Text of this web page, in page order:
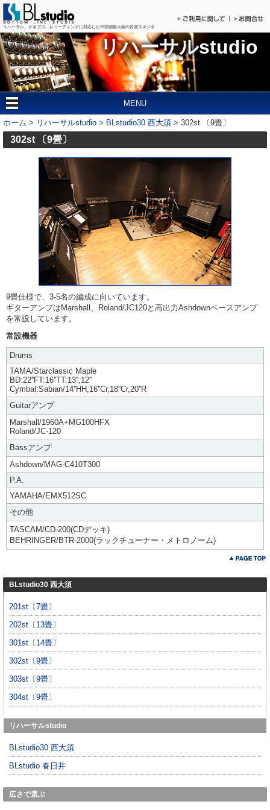
リハーサル、ゲネプロ、レコーディングに対応した中部圏最大級の音楽スタジオ
リハーサルstudio
MENU
ホーム > リハーサルstudio > BLstudio30 西大須 > 302st 〔9畳〕
302st 〔9畳〕
9畳仕様で、3-5名の編成に向いています。
ギターアンプはMarshall、Roland/JC120と高出力Ashdownベースアンプ
を常設しています。
常設機器
Drums
TAMA/Starclassic Maple
BD:22''FT:16''TT:13'',12''
Cymbal:Sabian/14''HH,16''Cr,18''Cr,20''R
Guitarアンプ
Marshall/1960A+MG100HFX
Roland/JC-120
Bassアンプ
Ashdown/MAG-C410T300
P.A.
YAMAHA/EMX512SC
その他
TASCAM/CD-200(CDデッキ)
BEHRINGER/BTR-2000(ラックチューナー・メトロノーム)
BLstudio30 西大須
201st〔7畳〕
202st〔13畳〕
301st〔14畳〕
302st〔9畳〕
303st〔9畳〕
304st〔9畳〕
リハーサルstudio
BLstudio30 西大須
BLstudio 春日井
広さで選ぶ